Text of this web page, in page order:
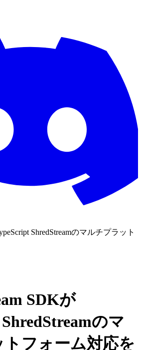
ShredStreamのマルチプラット
SDKが
のマ
フォーム対応を